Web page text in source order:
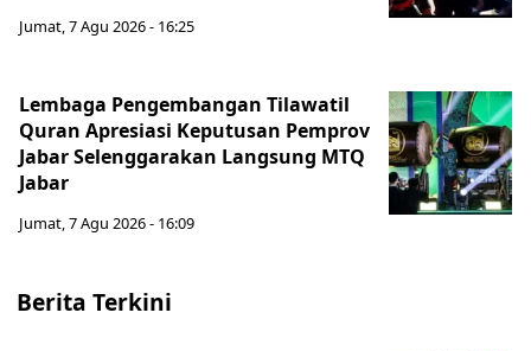
Jumat, 7 Agu 2026 - 16:25
Lembaga Pengembangan Tilawatil
Quran Apresiasi Keputusan Pemprov
Jabar Selenggarakan Langsung MTQ
Jabar
Jumat, 7 Agu 2026 - 16:09
Berita Terkini